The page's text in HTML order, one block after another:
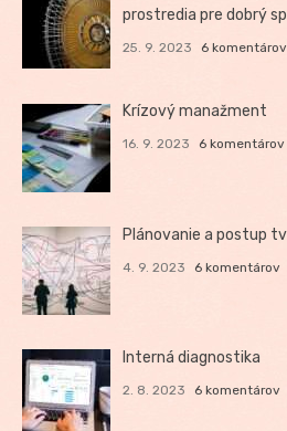
prostredia pre dobrý
25. 9. 2023 6 komentárov
Krízový manažment
16. 9. 2023 6 komentárov
Plánovanie a postup
4. 9. 2023 6 komentárov
Interná diagnostika
2. 8. 2023 6 komentárov